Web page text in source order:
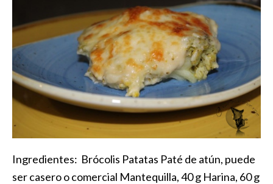
Ingredientes: Brócolis Patatas Paté de atún, puede
ser casero o comercial Mantequilla, 40 g Harina, 60 g